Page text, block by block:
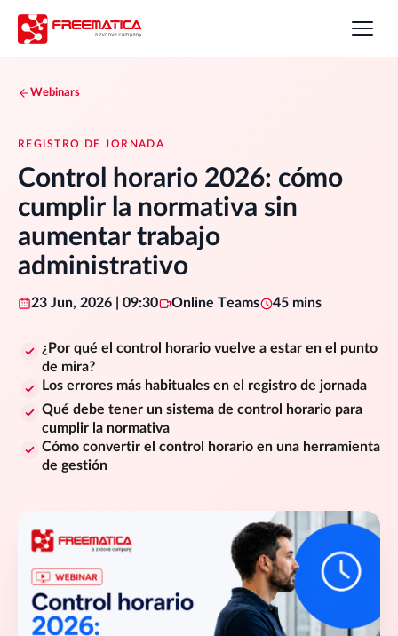
Webinars
REGISTRO DE JORNADA
Control horario 2026: cómo
cumplir la normativa sin
aumentar trabajo
administrativo
23 Jun, 2026 | 09:30 Online Teams 45 mins
¿Por qué el control horario vuelve a estar en el punto
de mira?
Los errores más habituales en el registro de jornada
Qué debe tener un sistema de control horario para
cumplir la normativa
Cómo convertir el control horario en una herramienta
de gestión